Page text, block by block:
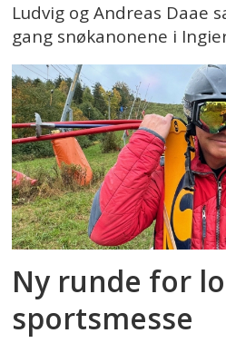
Ludvig og Andreas Daae
gang snøkanonene i
Ny runde for
sportsmesse